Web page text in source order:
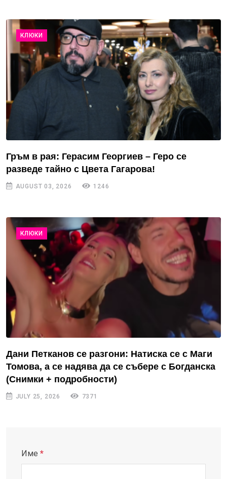
КЛЮКИ
Гръм в рая: Герасим Георгиев – Геро се
разведе тайно с Цвета Гагарова!
AUGUST 03, 2026 1246
КЛЮКИ
Дани Петканов се разгони: Натиска се с Маги
Томова, а се надява да се събере с Богданска
(Снимки + подробности)
JULY 25, 2026 7371
Име *